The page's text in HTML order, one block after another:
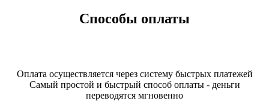
Способы оплаты
Оплата осуществляется через систему быстрых платежей
Самый простой и быстрый способ оплаты - деньги
переводятся мгновенно